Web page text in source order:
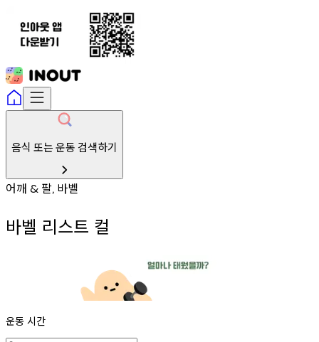
음식 또는 운동 검색하기
어깨 & 팔, 바벨
바벨 리스트 컬
운동 시간